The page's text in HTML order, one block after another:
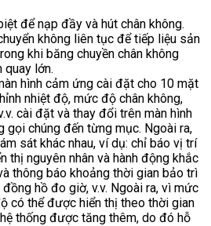
để nạp đầy và hút chân không.
không liên tục để tiếp liệu sản
khi băng chuyền chân không
quay lớn.
hình cảm ứng cài đặt cho 10 mặt
nhiệt độ, mức độ chân không,
cài đặt và thay đổi trên màn hình
gọi chúng đến từng mục. Ngoài ra,
sát khác nhau, ví dụ: chỉ báo vị trí
thị nguyên nhân và hành động khắc
thông báo khoảng thời gian bảo trì
hồ đo giờ, v.v. Ngoài ra, vì mức
có thể được hiển thị theo thời gian
thống được tăng thêm, do đó hỗ